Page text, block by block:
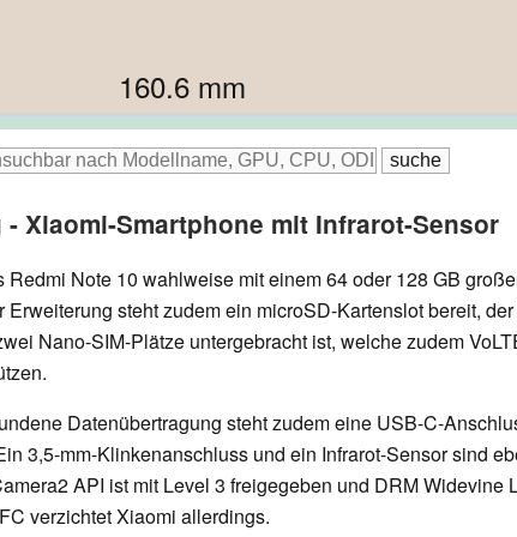
165 mm
162.3 mm
161 mm
160.46 mm
160.6 mm
Xiaomi-Smartphone mit Infrarot-Sensor
Redmi Note 10 wahlweise mit einem 64 oder 128 GB
Erweiterung steht zudem ein microSD-Kartenslot bereit,
Nano-SIM-Plätze untergebracht ist, welche zudem
Datenübertragung steht zudem eine USB-C-
3,5-mm-Klinkenanschluss und ein Infrarot-Sensor sind
API ist mit Level 3 freigegeben und DRM Widevine
verzichtet Xiaomi allerdings.